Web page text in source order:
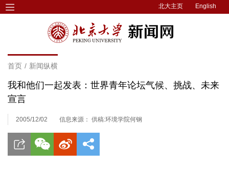
北大主页 English
首页 / 新闻纵横
我和他们一起发表：世界青年论坛气候、挑战、未来
宣言
2005/12/02 信息来源： 供稿:环境学院何钢